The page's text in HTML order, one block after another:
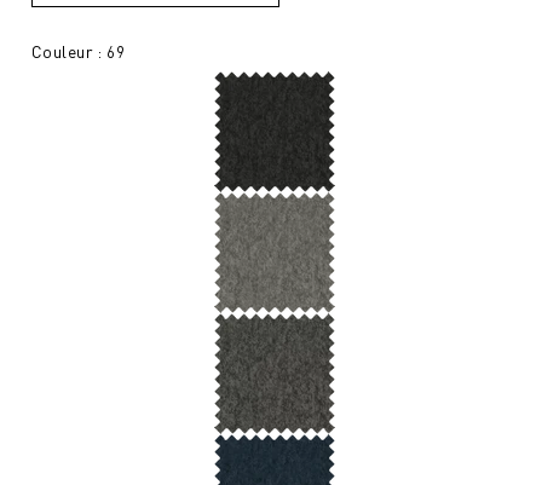
Couleur : 69